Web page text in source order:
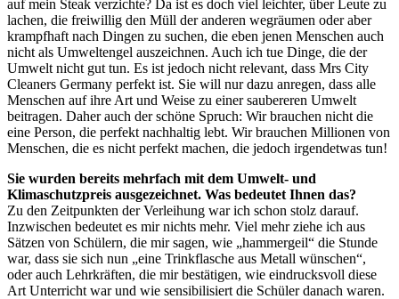
auf mein Steak verzichte? Da ist es doch viel leichter, über Leute zu
lachen, die freiwillig den Müll der anderen wegräumen oder aber
krampfhaft nach Dingen zu suchen, die eben jenen Menschen auch
nicht als Umweltengel auszeichnen. Auch ich tue Dinge, die der
Umwelt nicht gut tun. Es ist jedoch nicht relevant, dass Mrs City
Cleaners Germany perfekt ist. Sie will nur dazu anregen, dass alle
Menschen auf ihre Art und Weise zu einer saubereren Umwelt
beitragen. Daher auch der schöne Spruch: Wir brauchen nicht die
eine Person, die perfekt nachhaltig lebt. Wir brauchen Millionen von
Menschen, die es nicht perfekt machen, die jedoch irgendetwas tun!
Sie wurden bereits mehrfach mit dem Umwelt- und
Klimaschutzpreis ausgezeichnet. Was bedeutet Ihnen das?
Zu den Zeitpunkten der Verleihung war ich schon stolz darauf.
Inzwischen bedeutet es mir nichts mehr. Viel mehr ziehe ich aus
Sätzen von Schülern, die mir sagen, wie „hammergeil“ die Stunde
war, dass sie sich nun „eine Trinkflasche aus Metall wünschen“,
oder auch Lehrkräften, die mir bestätigen, wie eindrucksvoll diese
Art Unterricht war und wie sensibilisiert die Schüler danach waren.